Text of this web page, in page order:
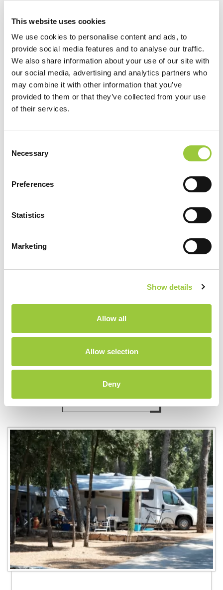
This website uses cookies
We use cookies to personalise content and ads, to
provide social media features and to analyse our traffic.
We also share information about your use of our site with
our social media, advertising and analytics partners who
may combine it with other information that you’ve
provided to them or that they’ve collected from your use
of their services.
Selection
Necessary
Preferences
Statistics
Marketing
Show details
Allow all
Allow selection
Deny
COMFORT PARCELE se nahajajo v osrednjem delu
delno sončne, velikosti 100 m2, z priključki za ...
PREBERITE VEČ
Standard Parcele
idealne za kampiranje in šotore. Parcele ...
PREBERITE VEČ